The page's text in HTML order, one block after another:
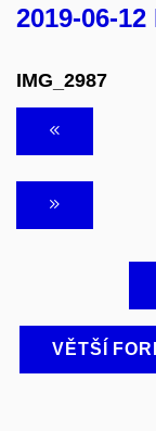
2019-06-
IMG_2987
VĚTŠÍ